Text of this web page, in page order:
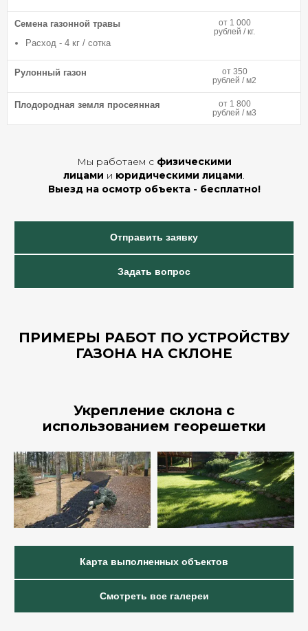
Семена газонной травы
Расход - 4 кг / сотка
от 1 000
рублей / кг.
Рулонный газон
от 350
рублей / м2
Плодородная земля просеянная
от 1 800
рублей / м3
Мы работаем с физическими
лицами и юридическими лицами.
Выезд на осмотр объекта - бесплатно!
Отправить заявку
Задать вопрос
ПРИМЕРЫ РАБОТ ПО УСТРОЙСТВУ
ГАЗОНА НА СКЛОНЕ
Укрепление склона с
использованием георешетки
Карта выполненных объектов
Смотреть все галереи